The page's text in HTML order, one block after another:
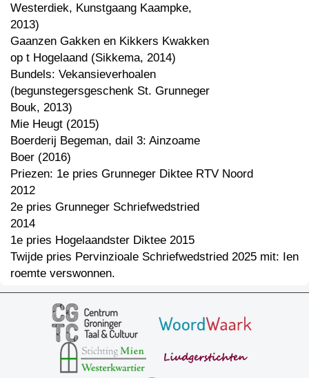
Westerdiek, Kunstgaang Kaampke,
2013)
Gaanzen Gakken en Kikkers Kwakken
op t Hogelaand (Sikkema, 2014)
Bundels: Vekansieverhoalen
(begunstegersgeschenk St. Grunneger
Bouk, 2013)
Mie Heugt (2015)
Boerderij Begeman, dail 3: Ainzoame
Boer (2016)
Priezen: 1e pries Grunneger Diktee RTV Noord
2012
2e pries Grunneger Schriefwedstried
2014
1e pries Hogelaandster Diktee 2015
Twijde pries Pervinzioale Schriefwedstried 2025 mit: Ien
roemte verswonnen.